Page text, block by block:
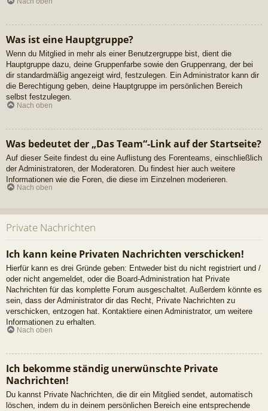
Was ist eine Hauptgruppe?
Wenn du Mitglied in mehr als einer Benutzergruppe bist, dient die
Hauptgruppe dazu, deine Gruppenfarbe sowie den Gruppenrang, der bei
dir standardmäßig angezeigt wird, festzulegen. Ein Administrator kann dir
die Berechtigung geben, deine Hauptgruppe im persönlichen Bereich
selbst festzulegen.
Nach oben
Was bedeutet der „Das Team“-Link auf der Startseite?
Auf dieser Seite findest du eine Auflistung des Forenteams, einschließlich
der Administratoren, der Moderatoren. Du findest hier auch weitere
Informationen wie die Foren, die diese im Einzelnen moderieren.
Nach oben
Private Nachrichten
Ich kann keine Privaten Nachrichten verschicken!
Hierfür kann es drei Gründe geben: Entweder bist du nicht registriert und /
oder nicht angemeldet, oder die Board-Administration hat Private
Nachrichten für das komplette Forum ausgeschaltet. Außerdem könnte es
sein, dass der Administrator dir das Recht, Private Nachrichten zu
verschicken, entzogen hat. Kontaktiere einen Administrator, um weitere
Informationen zu erhalten.
Nach oben
Ich bekomme ständig unerwünschte Private
Nachrichten!
Du kannst Private Nachrichten, die dir ein Mitglied sendet, automatisch
löschen, indem du in deinem persönlichen Bereich eine entsprechende